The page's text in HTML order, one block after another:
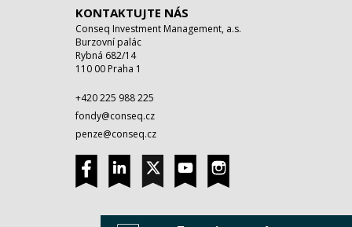
KONTAKTUJTE NÁS
Conseq Investment Management, a.s.
Burzovní palác
Rybná 682/14
110 00 Praha 1
+420 225 988 225
fondy@conseq.cz
penze@conseq.cz